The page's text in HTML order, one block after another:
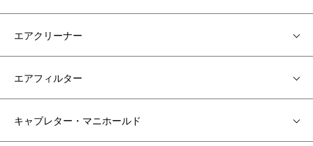
エアクリーナー
エアフィルター
キャブレター・マニホールド